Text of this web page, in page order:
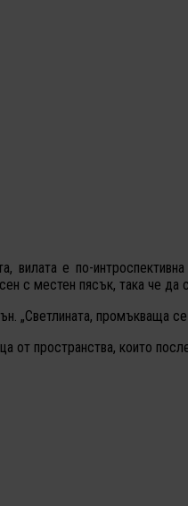
вилата е по-
с местен пясък, така че да
„Светлината, промъкваща
пространства, които